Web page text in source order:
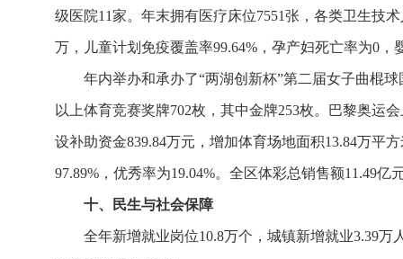
级医院11家。年末拥有医疗床位7551张，各类卫生技
万，儿童计划免疫覆盖率99.64%，孕产妇死亡率为0
年内举办和承办了“两湖创新杯”第二届女子曲棍
以上体育竞赛奖牌702枚，其中金牌253枚。巴黎奥运
设补助资金839.84万元，增加体育场地面积13.84万平
97.89%，优秀率为19.04%。全区体彩总销售额11.49亿
十、民生与社会保障
全年新增就业岗位10.8万个，城镇新增就业3.39